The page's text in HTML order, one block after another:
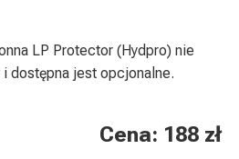
LP Protector (Hydpro) nie
dostępna jest opcjonalne.
Cena: 188 zł